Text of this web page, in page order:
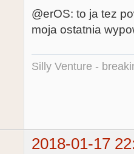
@erOS: to ja tez
moja ostatnia
Silly Venture -
2018-01-17